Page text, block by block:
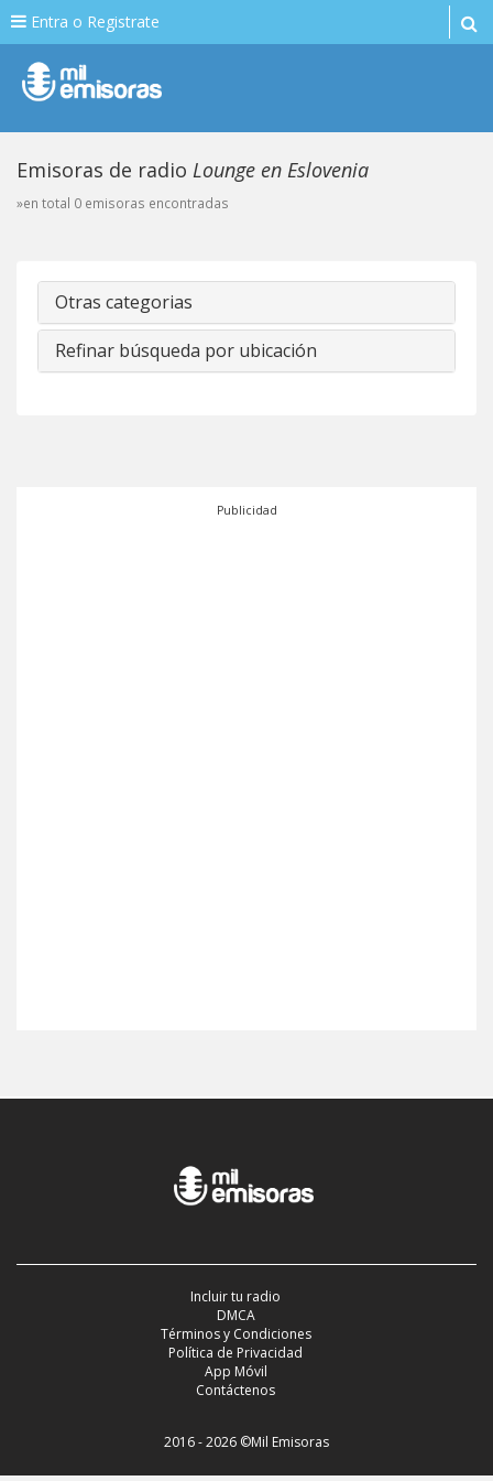
Entra o Registrate
Emisoras de radio Lounge en Eslovenia
»en total 0 emisoras encontradas
Otras categorias
Refinar búsqueda por ubicación
Publicidad
Incluir tu radio
DMCA
Términos y Condiciones
Política de Privacidad
App Móvil
Contáctenos
2016 - 2026 ©Mil Emisoras